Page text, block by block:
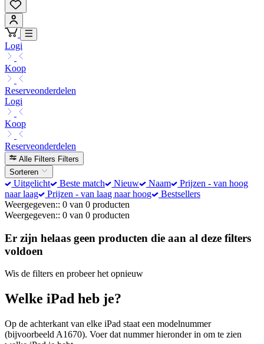
Logi
Koop
Reserveonderdelen
Logi
Koop
Reserveonderdelen
Alle Filters Filters
Sorteren
Uitgelicht Beste match Nieuw Naam
Prijzen - van hoog
naar laag
Prijzen - van laag naar hoog
Bestsellers
Weergegeven:: 0 van 0 producten
Weergegeven:: 0 van 0 producten
Er zijn helaas geen producten die aan al deze filters
voldoen
Wis de filters en probeer het opnieuw
Welke iPad heb je?
Op de achterkant van elke iPad staat een modelnummer
(bijvoorbeeld A1670). Voer dat nummer hieronder in om te zien